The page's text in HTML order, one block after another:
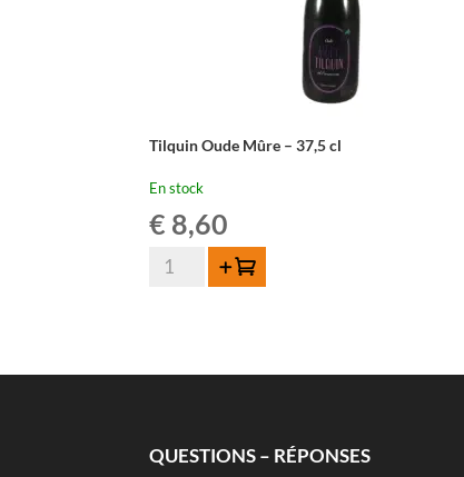
Tilquin Oude Mûre – 37,5 cl
En stock
€ 8,60
quantité
Ajouter au panier
QUESTIONS – RÉPONSES